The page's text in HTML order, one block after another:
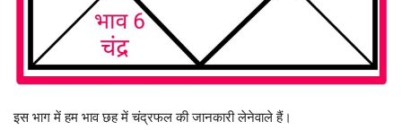
इस भाग में हम भाव छह में चंद्रफल की जानकारी लेनेवाले हैं।